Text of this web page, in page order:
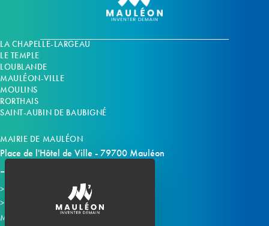
LA CHAPELLE-LARGEAU
LE TEMPLE
LOUBLANDE
MAULÉON-VILLE
MOULINS
RORTHAIS
SAINT-AUBIN DE BAUBIGNÉ
MAIRIE DE MAULÉON
Place de l'Hôtel de Ville - 79700 Mauléon
Horaires d'ouverture
Contacter la mairie
Mauléon sur les réseaux :